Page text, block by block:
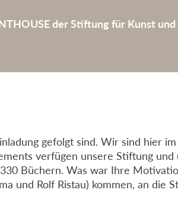
der Stiftung für Kunst
gefolgt sind. Wir sind hier
verfügen unsere Stiftung
Büchern. Was war Ihre
und Rolf Ristau) kommen, an die